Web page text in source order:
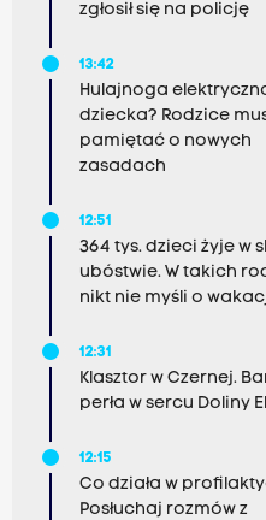
zgłosił się na policję
13:42
Hulajnoga
dziecka? Rodzice
pamiętać o nowych
zasadach
12:51
364 tys. dzieci żyje w
ubóstwie. W takich
nikt nie myśli o
12:31
Klasztor w Czernej.
perła w sercu Doliny
12:15
Co działa w
Posłuchaj rozmów z